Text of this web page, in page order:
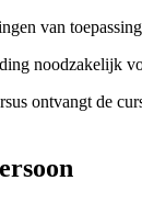
van
noodzakelijk
ontvangt de